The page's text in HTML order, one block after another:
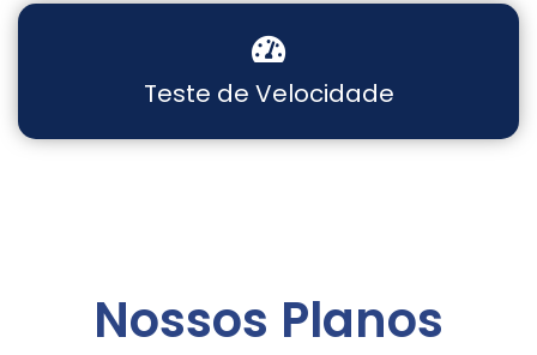
Teste de Velocidade
Nossos Planos